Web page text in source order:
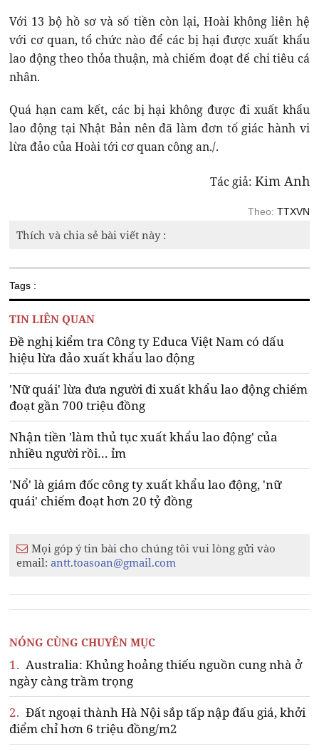
Với 13 bộ hồ sơ và số tiền còn lại, Hoài không liên hệ
với cơ quan, tổ chức nào để các bị hại được xuất khẩu
lao động theo thỏa thuận, mà chiếm đoạt để chi tiêu cá
nhân.
Quá hạn cam kết, các bị hại không được đi xuất khẩu
lao động tại Nhật Bản nên đã làm đơn tố giác hành vi
lừa đảo của Hoài tới cơ quan công an./.
Tác giả: Kim Anh
Theo: TTXVN
Thích và chia sẻ bài viết này :
Tags :
TIN LIÊN QUAN
Đề nghị kiểm tra Công ty Educa Việt Nam có dấu
hiệu lừa đảo xuất khẩu lao động
'Nữ quái' lừa đưa người đi xuất khẩu lao động chiếm
đoạt gần 700 triệu đồng
Nhận tiền 'làm thủ tục xuất khẩu lao động' của
nhiều người rồi… ỉm
'Nổ' là giám đốc công ty xuất khẩu lao động, 'nữ
quái' chiếm đoạt hơn 20 tỷ đồng
Mọi góp ý tin bài cho chúng tôi vui lòng gửi vào
email:antt.toasoan@gmail.com
NÓNG CÙNG CHUYÊN MỤC
1. Australia: Khủng hoảng thiếu nguồn cung nhà ở
ngày càng trầm trọng
2. Đất ngoại thành Hà Nội sắp tấp nập đấu giá, khởi
điểm chỉ hơn 6 triệu đồng/m2